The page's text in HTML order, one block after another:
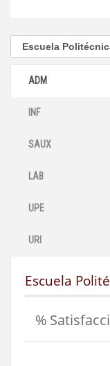
ADM
INF
SAUX
LAB
UPE
URI
Escuela
%